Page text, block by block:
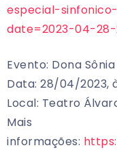
especial-
date=2023-04-
Evento: Dona
Data: 28/04/2023,
Local: Teatro
Mais
informações: